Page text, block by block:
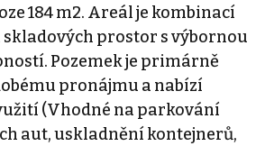
184 m2. Areál je kombinací
prostor s výbornou
Pozemek je primárně
pronájmu a nabízí
(Vhodné na parkování
aut, uskladnění kontejnerů,